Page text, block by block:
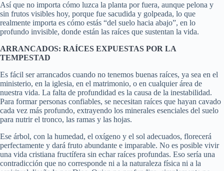
Así que no importa cómo luzca la planta por fuera, aunque pelona y
sin frutos visibles hoy, porque fue sacudida y golpeada, lo que
realmente importa es cómo estás “del suelo hacia abajo”, en lo
profundo invisible, donde están las raíces que sustentan la vida.
ARRANCADOS: RAÍCES EXPUESTAS POR LA
TEMPESTAD
Es fácil ser arrancados cuando no tenemos buenas raíces, ya sea en el
ministerio, en la iglesia, en el matrimonio, o en cualquier área de
nuestra vida. La falta de profundidad es la causa de la inestabilidad.
Para formar personas confiables, se necesitan raíces que hayan cavado
cada vez más profundo, extrayendo los minerales esenciales del suelo
para nutrir el tronco, las ramas y las hojas.
Ese árbol, con la humedad, el oxígeno y el sol adecuados, florecerá
perfectamente y dará fruto abundante e imparable. No es posible vivir
una vida cristiana fructífera sin echar raíces profundas. Eso sería una
contradicción que no corresponde ni a la naturaleza física ni a la